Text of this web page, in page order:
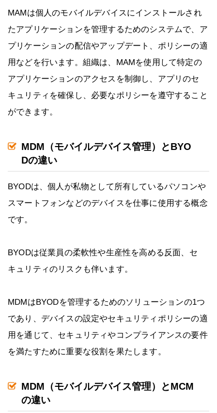
MAMは個人のモバイルデバイスにインストールされ
たアプリケーションを管理するためのシステムで、ア
プリケーションの配信やアップデート、ポリシーの適
用などを行います。組織は、MAMを使用して特定の
アプリケーションのアクセスを制御し、アプリのセ
キュリティを確保し、必要なポリシーを遵守すること
ができます。
MDM（モバイルデバイス管理）とBYO
Dの違い
BYODは、個人が私物として所有しているパソコンや
スマートフォンなどのデバイスを仕事に使用する概念
です。
BYODは従業員の柔軟性や生産性を高める反面、セ
キュリティのリスクも伴います。
MDMはBYODを管理するためのソリューションの1つ
であり、デバイスの設定やセキュリティポリシーの適
用を通じて、セキュリティやコンプライアンスの要件
を満たすために重要な役割を果たします。
MDM（モバイルデバイス管理）とMCM
の違い